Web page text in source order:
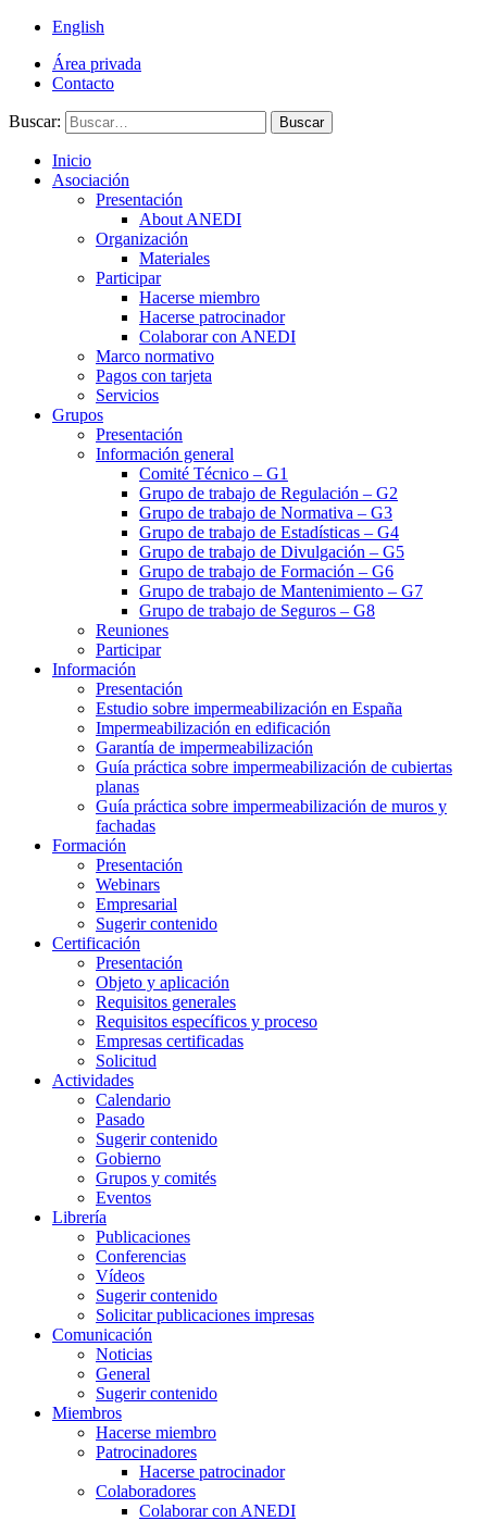
English
Área privada
Contacto
Buscar: Buscar
Inicio
Asociación
Presentación
About ANEDI
Organización
Materiales
Participar
Hacerse miembro
Hacerse patrocinador
Colaborar con ANEDI
Marco normativo
Pagos con tarjeta
Servicios
Grupos
Presentación
Información general
Comité Técnico – G1
Grupo de trabajo de Regulación – G2
Grupo de trabajo de Normativa – G3
Grupo de trabajo de Estadísticas – G4
Grupo de trabajo de Divulgación – G5
Grupo de trabajo de Formación – G6
Grupo de trabajo de Mantenimiento – G7
Grupo de trabajo de Seguros – G8
Reuniones
Participar
Información
Presentación
Estudio sobre impermeabilización en España
Impermeabilización en edificación
Garantía de impermeabilización
Guía práctica sobre impermeabilización de cubiertas
planas
Guía práctica sobre impermeabilización de muros y
fachadas
Formación
Presentación
Webinars
Empresarial
Sugerir contenido
Certificación
Presentación
Objeto y aplicación
Requisitos generales
Requisitos específicos y proceso
Empresas certificadas
Solicitud
Actividades
Calendario
Pasado
Sugerir contenido
Gobierno
Grupos y comités
Eventos
Librería
Publicaciones
Conferencias
Vídeos
Sugerir contenido
Solicitar publicaciones impresas
Comunicación
Noticias
General
Sugerir contenido
Miembros
Hacerse miembro
Patrocinadores
Hacerse patrocinador
Colaboradores
Colaborar con ANEDI